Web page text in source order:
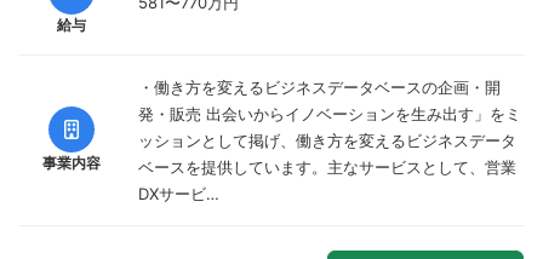
給与
事業内容
・働き方を変えるビジネスデータベースの企画・開
発・販売 出会いからイノベーションを生み出す」をミ
ッションとして掲げ、働き方を変えるビジネスデータ
ベースを提供しています。主なサービスとして、営業
DXサービ…